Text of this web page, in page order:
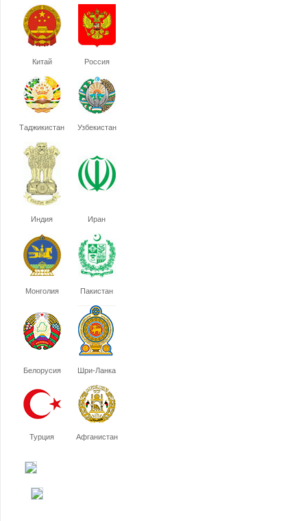
Китай Россия
Таджикистан Узбекистан
Индия Иран
Монголия Пакистан
Белорусия Шри-Ланка
Турция Афганистан